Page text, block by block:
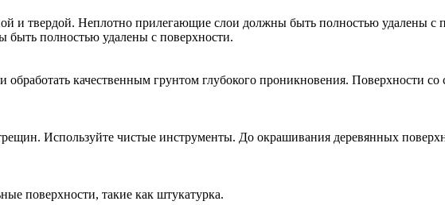
и твердой. Неплотно прилегающие слои должны быть полностью удалены с
полностью удалены с поверхности.
качественным грунтом глубокого проникновения. Поверхности
Используйте чистые инструменты. До окрашивания деревянных
поверхности, такие как штукатурка.